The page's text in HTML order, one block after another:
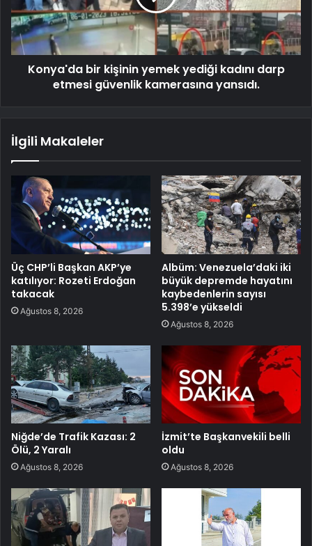
Konya'da bir kişinin yemek yediği kadını darp
etmesi güvenlik kamerasına yansıdı.
İlgili Makaleler
Üç CHP’li Başkan AKP’ye
katılıyor: Rozeti Erdoğan
takacak
Ağustos 8, 2026
Albüm: Venezuela’daki iki
büyük depremde hayatını
kaybedenlerin sayısı
5.398’e yükseldi
Ağustos 8, 2026
Niğde’de Trafik Kazası: 2
Ölü, 2 Yaralı
Ağustos 8, 2026
İzmit’te Başkanvekili belli
oldu
Ağustos 8, 2026